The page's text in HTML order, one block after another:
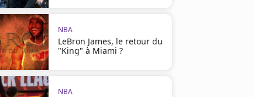
NBA
LeBron James, le retour du
"King" à Miami ?
NBA